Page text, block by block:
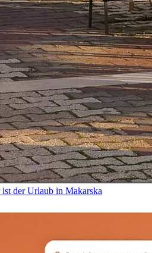
der Urlaub in Makarska